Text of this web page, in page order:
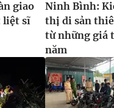
giao
liệt sĩ
Ninh Bình:
thị di sản
từ những giá
năm